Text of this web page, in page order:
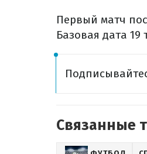
Первый матч
Базовая дата 19
Связанные